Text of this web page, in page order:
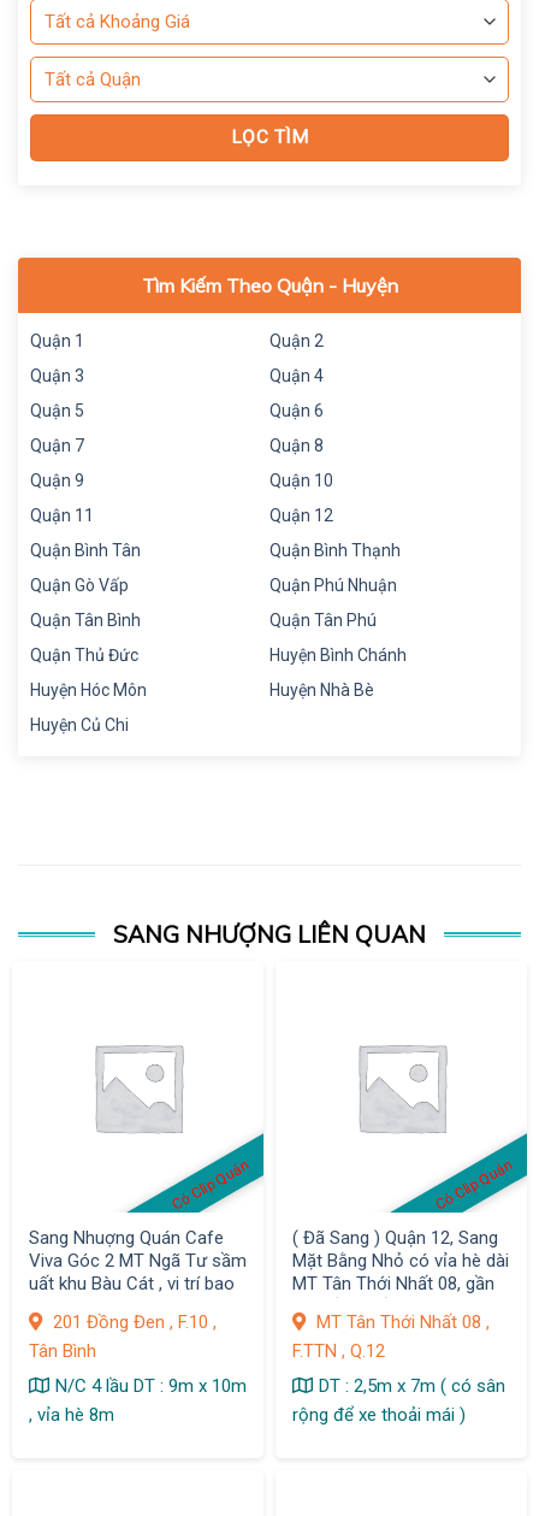
Tìm Kiếm Theo Quận - Huyện
Quận 1
Quận 2
Quận 3
Quận 4
Quận 5
Quận 6
Quận 7
Quận 8
Quận 9
Quận 10
Quận 11
Quận 12
Quận Bình Tân
Quận Bình Thạnh
Quận Gò Vấp
Quận Phú Nhuận
Quận Tân Bình
Quận Tân Phú
Quận Thủ Đức
Huyện Bình Chánh
Huyện Hóc Môn
Huyện Nhà Bè
Huyện Củ Chi
SANG NHƯỢNG LIÊN QUAN
Có Clip Quán
Sang Nhuợng Quán Cafe
Viva Góc 2 MT Ngã Tư sầm
uất khu Bàu Cát , vi trí bao
201 Đồng Đen , F.10 ,
Tân Bình
N/C 4 lầu DT : 9m x 10m
, vỉa hè 8m
Có Clip Quán
( Đã Sang ) Quận 12, Sang
Mặt Bằng Nhỏ có vỉa hè dài
MT Tân Thới Nhất 08, gần
tr, F. TTN
MT Tân Thới Nhất 08 ,
F.TTN , Q.12
DT : 2,5m x 7m ( có sân
rộng để xe thoải mái )